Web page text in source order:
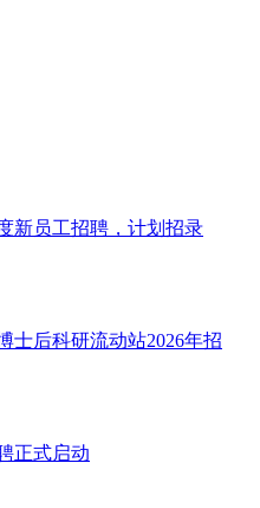
新员工招聘，计划招录
士后科研流动站2026年招
正式启动